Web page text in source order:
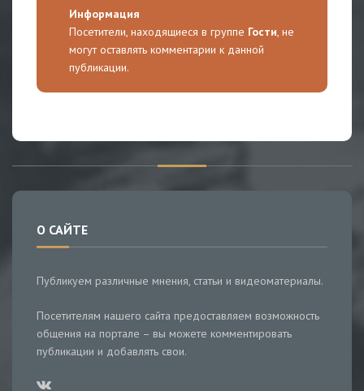
Информация
Посетители, находящиеся в группе Гости, не
могут оставлять комментарии к данной
публикации.
О САЙТЕ
Публикуем различные мнения, статьи и видеоматериалы.
Посетителям нашего сайта предоставляем возможность
общения на портале – вы можете комментировать
публикации и добавлять свои.